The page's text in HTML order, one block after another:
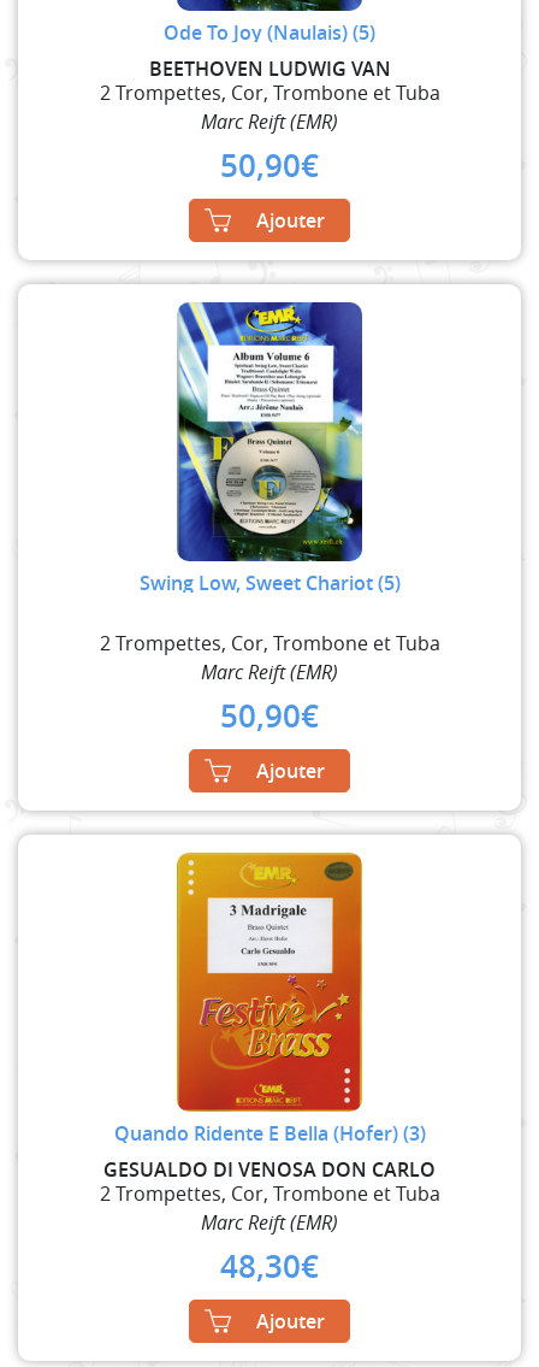
Ode To Joy (Naulais) (5)
BEETHOVEN LUDWIG VAN
2 Trompettes, Cor, Trombone et Tuba
Marc Reift (EMR)
50,90€
Ajouter
Swing Low, Sweet Chariot (5)
2 Trompettes, Cor, Trombone et Tuba
Marc Reift (EMR)
50,90€
Ajouter
Quando Ridente E Bella (Hofer) (3)
GESUALDO DI VENOSA DON CARLO
2 Trompettes, Cor, Trombone et Tuba
Marc Reift (EMR)
48,30€
Ajouter